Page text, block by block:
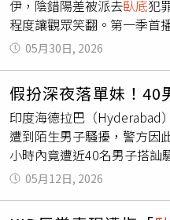
及最佳造型設計獎，電影包
從到大都常常在做手術，所
林熙蕾，這次難得現身為《
應廷飾）天生患黑色素瘤，
放任他做喜歡的事，長期與
心善。他設立慈善機構「死
案。由於自己「該死都死不
失無蹤。關心他的人Faye（
人完成心願的威廉，不知最
「四噸級」移除成果，偵察
化管理手段已開始抑制當地
蟒平均重量約95磅，最大個
四分之一曾發現白尾鹿殘
顆緬甸蟒卵，以進一步抑制
過5.3萬磅，持續在佛州西
伊，陰錯陽差被派去臥底犯
程度讓觀眾笑翻。第一季首
即將迎來最終回，而BBC已
層當成「工具人」，一邊被
族議題拍得既爆笑又刺激」
沙恩（Hammed
莫洛一舉奪下有「英國艾美
獲得英國皇家電視學會（
組織展開新任務，不過兩人
外引爆一連串危險事件，
《007量子危機》美艷龐德
05月30日, 2026
假扮深夜落單妹！
印度海德拉巴（Hyderabad
遭到陌生男子騷擾，警方因
小時內竟遭近40名男子搭訕
印度媒體《newfirstPRIME
女性申訴，指稱夜間在公
05月12日, 2026